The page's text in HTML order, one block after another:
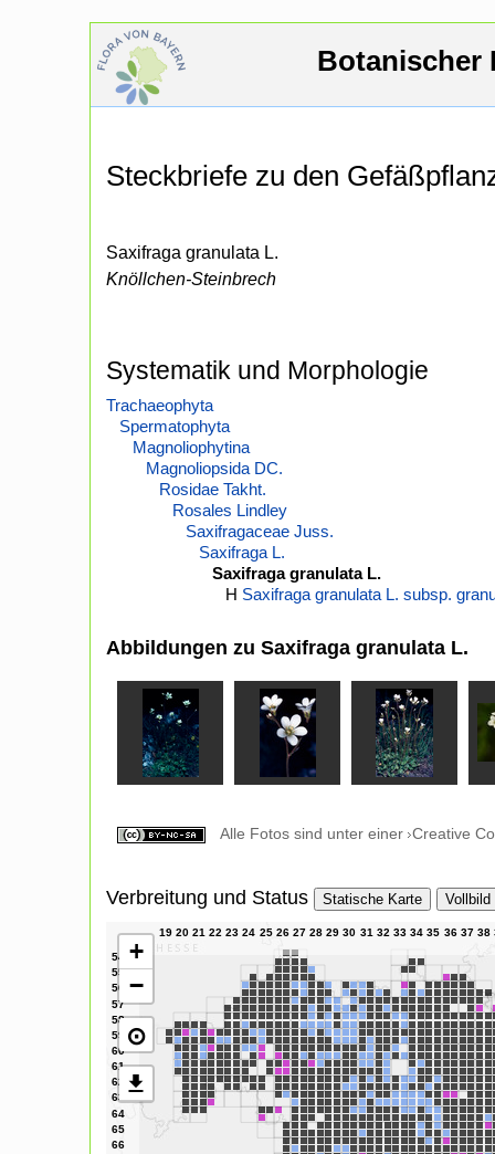
Botanischer
Steckbriefe zu den
Saxifraga granulata L.
Knöllchen-Steinbrech
Systematik und Morphologie
Trachaeophyta
Spermatophyta
Magnoliophytina
Magnoliopsida DC.
Rosidae Takht.
Rosales Lindley
Saxifragaceae Juss.
Saxifraga L.
Saxifraga granulata L.
H Saxifraga granulata L. subsp.
Abbildungen zu Saxifraga granulata L.
Alle Fotos sind unter einer Creative
Verbreitung und Status Statische Karte Vollbild
+
−
⊙